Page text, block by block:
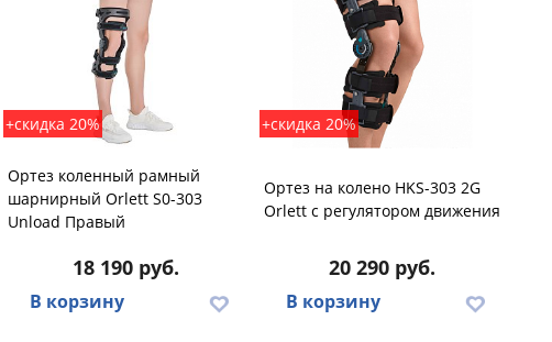
+скидка 20%
Ортез коленный рамный
шарнирный Orlett S0-303
Unload Правый
18 190 руб.
В корзину
+скидка 20%
Ортез на колено HKS-303 2G
Orlett с регулятором движения
20 290 руб.
В корзину